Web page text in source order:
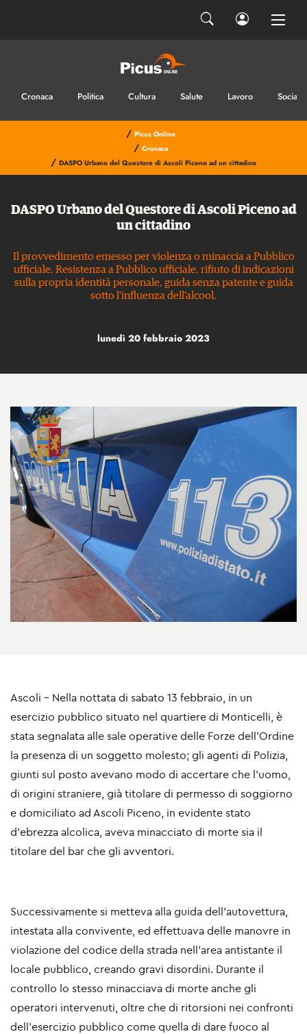
Cronaca Politica Cultura Salute Lavoro Sociale
/ Picus Online
/ Cronaca
/ DASPO Urbano del Questore di Ascoli Piceno ad un cittadino
DASPO Urbano del Questore di Ascoli Piceno ad
un cittadino
Il provvedimento emesso per violenza o minaccia a Pubblico
ufficiale, Resistenza a Pubblico ufficiale, rifiuto di indicazioni
sulla propria identità personale, guida senza patente e guida
sotto l’influenza dell’alcool.
lunedì 20 febbraio 2023
Ascoli - Nella nottata di sabato 13 febbraio, in un
esercizio pubblico situato nel quartiere di Monticelli, è
stata segnalata alle sale operative delle Forze dell’Ordine
la presenza di un soggetto molesto; gli agenti di Polizia,
giunti sul posto avevano modo di accertare che l’uomo,
di origini straniere, già titolare di permesso di soggiorno
e domiciliato ad Ascoli Piceno, in evidente stato
d’ebrezza alcolica, aveva minacciato di morte sia il
titolare del bar che gli avventori.
Successivamente si metteva alla guida dell’autovettura,
intestata alla convivente, ed effettuava delle manovre in
violazione del codice della strada nell’area antistante il
locale pubblico, creando gravi disordini. Durante il
controllo lo stesso minacciava di morte anche gli
operatori intervenuti, oltre che di ritorsioni nei confronti
dell’esercizio pubblico come quella di dare fuoco al